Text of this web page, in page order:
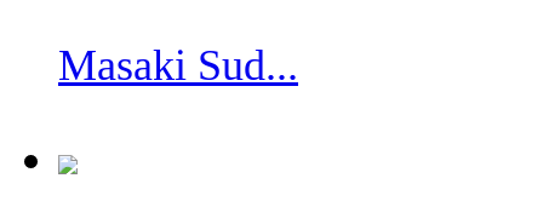
Masaki Sud...